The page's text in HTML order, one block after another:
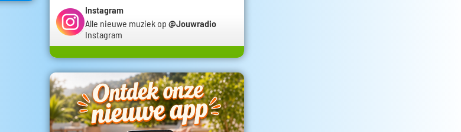
Instagram
Alle nieuwe muziek op @Jouwradio
Instagram